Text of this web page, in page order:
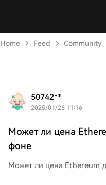
Home Feed Community
50742**
2025/01/26 11:16
Может ли цена
фоне
Может ли цена Ethereum